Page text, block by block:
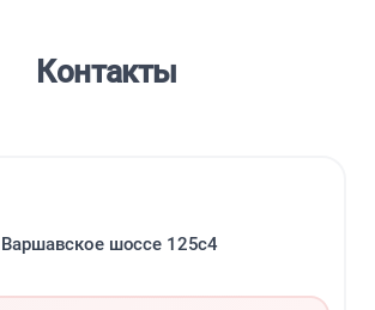
Контакты
шоссе 125с4